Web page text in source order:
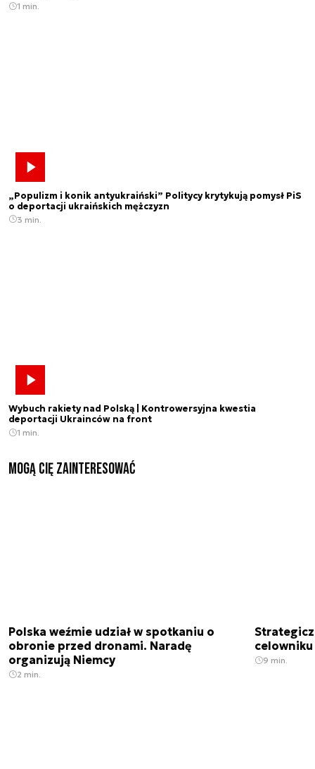
1 min.
„Populizm i konik antyukraiński” Politycy krytykują pomysł PiS
o deportacji ukraińskich mężczyzn
3 min.
Wybuch rakiety nad Polską | Kontrowersyjna kwestia
deportacji Ukrainców na front
1 min.
Mogą Cię zainteresować
Polska weźmie udział w spotkaniu o
obronie przed dronami. Naradę
organizują Niemcy
2 min.
9 min.